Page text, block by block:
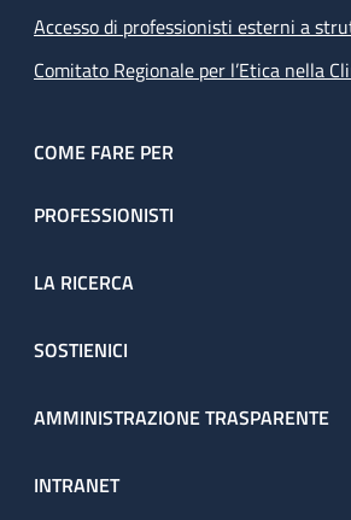
Accesso di professionisti esterni a
Comitato Regionale per l’Etica nella
COME FARE PER
PROFESSIONISTI
LA RICERCA
SOSTIENICI
AMMINISTRAZIONE TRASPARENTE
INTRANET